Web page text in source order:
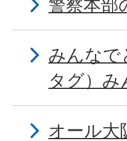
警察本部
みんなで
タグ）み
オール大